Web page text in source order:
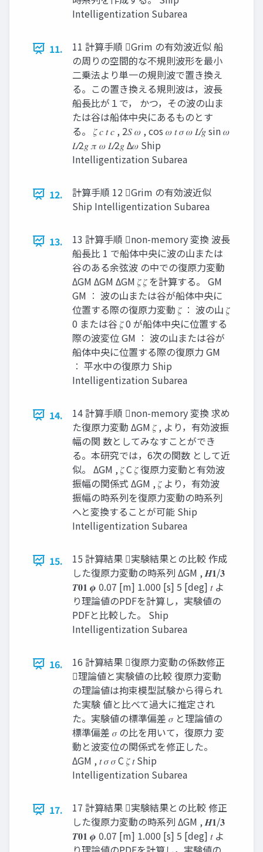
Intelligentization Subarea
11.
11 計算⼿順 Grim の有効波近似 船
の周りの空間的な不規則波形を最⼩
⼆乗法より単⼀の規則波で置き換え
る。この置き換える規則波は，波⻑
船⻑⽐が１で， かつ，その波の⼭ま
たは⾕は船体中央にあるものとす
る。 𝜁 𝑐 𝑡 𝑐 , 2𝑆 𝜔 , cos 𝜔 𝑡 𝜎 𝜔 𝐿⁄𝑔 sin 𝜔
𝐿⁄2𝑔 𝜋 𝜔 𝐿⁄2𝑔 Δ𝜔 Ship
Intelligentization Subarea
12.
計算⼿順 12 Grim の有効波近似
Ship Intelligentization Subarea
13.
13 計算⼿順 non-memory 変換 波⻑
船⻑⽐ 1 で船体中央に波の⼭または
⾕のある余弦波 の中での復原⼒変動
ΔGM ΔGM ΔGM 𝜁 𝜁 を計算する。 GM
GM ∶ 波の山または谷が船体中央に
位置する際の復原力変動 𝜁 ∶ 波の山 𝜁
0 または谷 𝜁 0 が船体中央に位置する
際の波変位 GM ∶ 波の山または谷が
船体中央に位置する際の復原力 GM
∶ 平水中の復原力 Ship
Intelligentization Subarea
14.
14 計算⼿順 non-memory 変換 求め
た復原⼒変動 ΔGM 𝜁 , より，有効波振
幅の関 数としてみなすことができ
る。本研究では，6次の関数 として近
似。 ΔGM , 𝜁 C 𝜁 復原⼒変動と有効波
振幅の関係式 ΔGM , 𝜁 より，有効波
振幅の時系列を復原⼒変動の時系列
へと変換することが可能 Ship
Intelligentization Subarea
15.
15 計算結果 実験結果との⽐較 作成
した復原⼒変動の時系列 ΔGM , 𝑯𝟏/𝟑
𝑻𝟎𝟏 𝝓 0.07 [m] 1.000 [s] 5 [deg] 𝑡 よ
り理論値のPDFを計算し，実験値の
PDFと⽐較した。 Ship
Intelligentization Subarea
16.
16 計算結果 復原⼒変動の係数修正
理論値と実験値の⽐較 復原⼒変動
の理論値は拘束模型試験から得られ
た実験 値と⽐べて過⼤に推定され
た。実験値の標準偏差 𝜎 と理論値の
標準偏差 𝜎 の⽐を⽤いて，復原⼒ 変
動と波変位の関係式を修正した。
ΔGM , 𝑡 𝜎 𝜎 C 𝜁 𝑡 Ship
Intelligentization Subarea
17.
17 計算結果 実験結果との⽐較 修正
した復原⼒変動の時系列 ΔGM , 𝑯𝟏/𝟑
𝑻𝟎𝟏 𝝓 0.07 [m] 1.000 [s] 5 [deg] 𝑡 よ